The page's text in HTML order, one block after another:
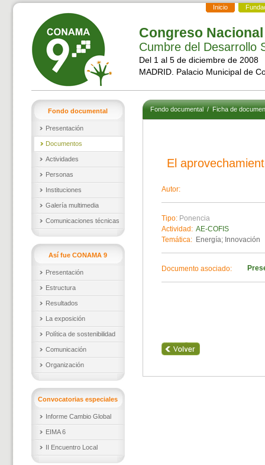
Inicio
Congreso
Cumbre del Desarrollo
Del 1 al 5 de diciembre de 2008
MADRID. Palacio Municipal de
Fondo documental
Presentación
Documentos
Actividades
Personas
Instituciones
Galería multimedia
Comunicaciones técnicas
Así fue CONAMA 9
Presentación
Estructura
Resultados
La exposición
Política de sostenibilidad
Comunicación
Organización
Convocatorias especiales
Informe Cambio Global
EIMA 6
II Encuentro Local
Fondo documental/Ficha de
El
Autor:
Tipo: Ponencia
Actividad: AE-COFIS
Temática:
Energía; Innovación
Documento asociado: